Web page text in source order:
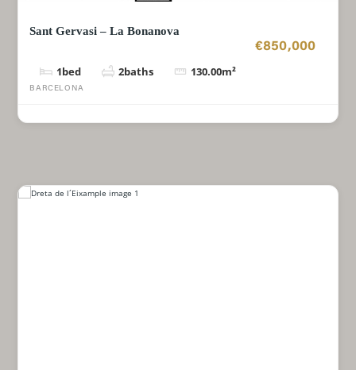
Sant Gervasi – La Bonanova
€850,000
1bed 2baths 130.00m²
BARCELONA